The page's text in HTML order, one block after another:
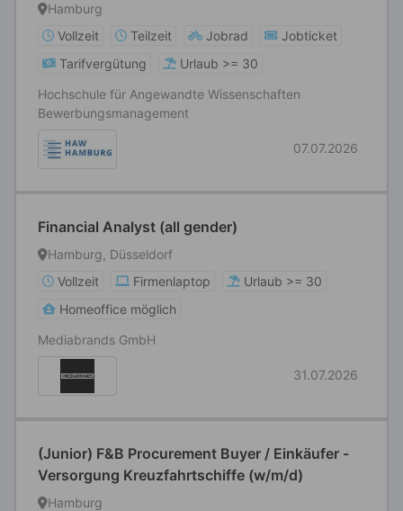
Hamburg
Vollzeit
Teilzeit Jobrad
Jobticket
Tarifvergütung
Urlaub >= 30
Hochschule für Angewandte Wissenschaften
Bewerbungsmanagement
07.07.2026
Financial Analyst (all gender)
Hamburg, Düsseldorf
Vollzeit
Firmenlaptop
Urlaub >= 30
Homeoffice möglich
Mediabrands GmbH
31.07.2026
(Junior) F&B Procurement Buyer / Einkäufer -
Versorgung Kreuzfahrtschiffe (w/m/d)
Hamburg